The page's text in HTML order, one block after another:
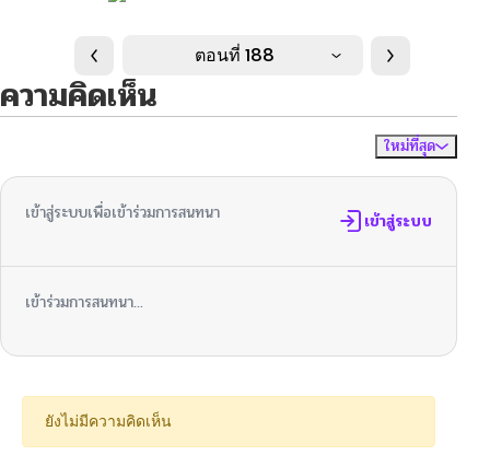
ตอนที่ 188
ความคิดเห็น
ใหม่ที่สุด
เข้าสู่ระบบเพื่อเข้าร่วมการสนทนา เข้าสู่ระบบ
เข้าร่วมการสนทนา...
ยังไม่มีความคิดเห็น